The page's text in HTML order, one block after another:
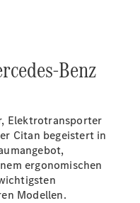
Benz
Elektrotransporter
Citan begeistert in
ergonomischen
Modellen.